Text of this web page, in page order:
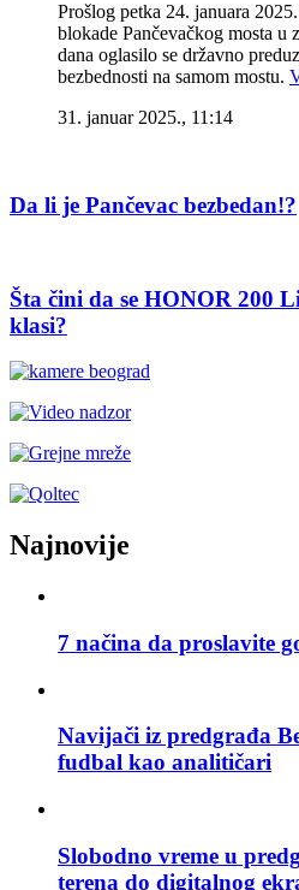
Prošlog petka 24. januara
blokade Pančevačkog mosta u
dana oglasilo se državno
bezbednosti na samom mostu.
31. januar 2025., 11:14
Da li je Pančevac bezbedan!?
Šta čini da se HONOR 200
klasi?
Najnovije
7 načina da proslavite
Navijači iz predgrađa
fudbal kao analitičari
Slobodno vreme u
terena do digitalnog